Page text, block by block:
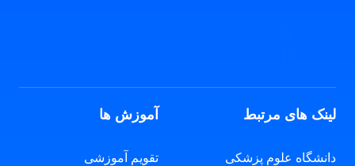
لینک های مرتبط
دانشگاه علوم پزشکی
آموزش ها
تقویم آموزشی